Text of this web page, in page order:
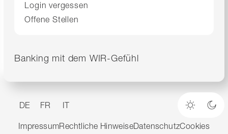
Login vergessen
Offene Stellen
Banking mit dem WIR-Gefühl
DE FR IT
Heller
ImpressumRechtliche HinweiseDatenschutzCookies